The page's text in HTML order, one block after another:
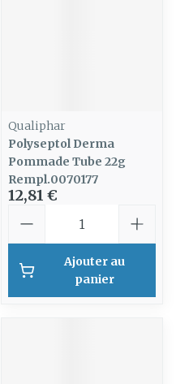
Qualiphar
Polyseptol Derma
Pommade Tube 22g
Rempl.0070177
12,81 €
Ajouter au
panier